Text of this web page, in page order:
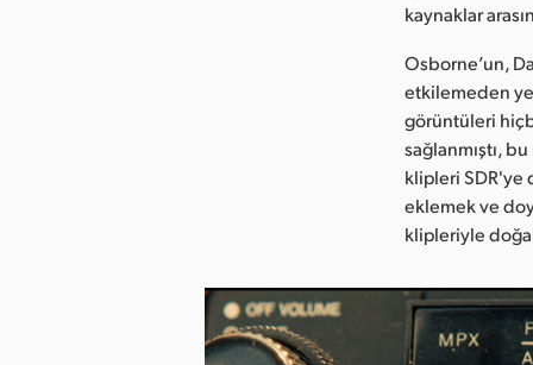
kaynaklar
Osborne’un,
etkilemeden
görüntüleri
sağlanmıştı,
klipleri
eklemek ve
klipleriyle